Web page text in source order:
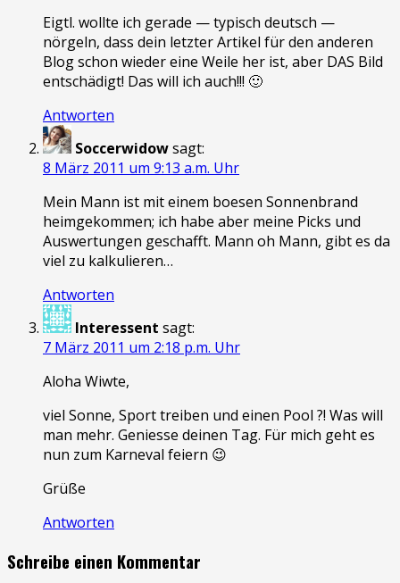
Eigtl. wollte ich gerade — typisch deutsch —
nörgeln, dass dein letzter Artikel für den anderen
Blog schon wieder eine Weile her ist, aber DAS Bild
entschädigt! Das will ich auch!!! 🙂
Antworten
Soccerwidowsagt:
8 März 2011 um 9:13 a.m. Uhr
Mein Mann ist mit einem boesen Sonnenbrand
heimgekommen; ich habe aber meine Picks und
Auswertungen geschafft. Mann oh Mann, gibt es da
viel zu kalkulieren…
Antworten
Interessent sagt:
7 März 2011 um 2:18 p.m. Uhr
Aloha Wiwte,
viel Sonne, Sport treiben und einen Pool ?! Was will
man mehr. Geniesse deinen Tag. Für mich geht es
nun zum Karneval feiern 😉
Grüße
Antworten
Schreibe einen Kommentar